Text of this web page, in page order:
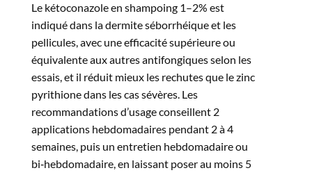
Le kétoconazole en shampoing 1–2% est
indiqué dans la dermite séborrhéique et les
pellicules, avec une efficacité supérieure ou
équivalente aux autres antifongiques selon les
essais, et il réduit mieux les rechutes que le zinc
pyrithione dans les cas sévères. Les
recommandations d’usage conseillent 2
applications hebdomadaires pendant 2 à 4
semaines, puis un entretien hebdomadaire ou
bi‑hebdomadaire, en laissant poser au moins 5